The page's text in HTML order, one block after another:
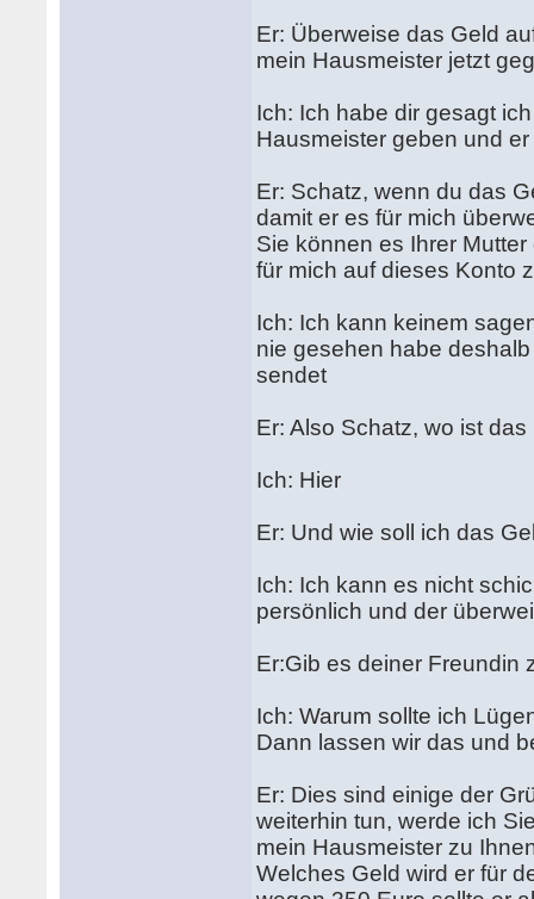
Er: Überweise das Geld
mein Hausmeister jetzt
Ich: Ich habe dir gesagt
Hausmeister geben und
Er: Schatz, wenn du das
damit er es für mich
Sie können es Ihrer
für mich auf dieses Konto
Ich: Ich kann keinem
nie gesehen habe
sendet
Er: Also Schatz, wo ist
Ich: Hier
Er: Und wie soll ich das
Ich: Ich kann es nicht
persönlich und der
Er:Gib es deiner Freundin
Ich: Warum sollte ich
Dann lassen wir das und
Er: Dies sind einige der
weiterhin tun, werde ich
mein Hausmeister zu
Welches Geld wird er für